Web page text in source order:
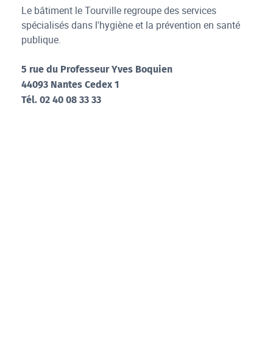
Le bâtiment le Tourville regroupe des services
spécialisés dans l'hygiène et la prévention en santé
publique.
5 rue du Professeur Yves Boquien
44093 Nantes Cedex 1
Tél. 02 40 08 33 33